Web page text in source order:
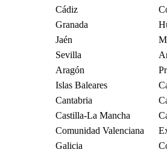
Cádiz
Granada
Jaén
Sevilla
Aragón
Islas Baleares
Cantabria
Castilla-La Mancha
Comunidad Valenciana
Galicia